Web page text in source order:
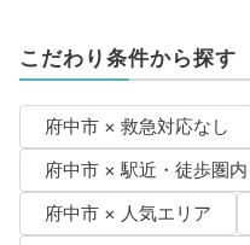
こだわり条件から探す
府中市 × 救急対応なし
府中市 × 駅近・徒歩圏内
府中市 × 人気エリア